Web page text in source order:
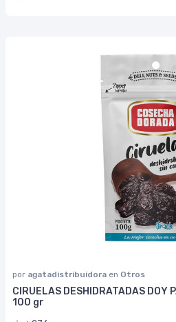
por agatadistribuidora en Otros
CIRUELAS DESHIDRATADAS DOY
100 gr